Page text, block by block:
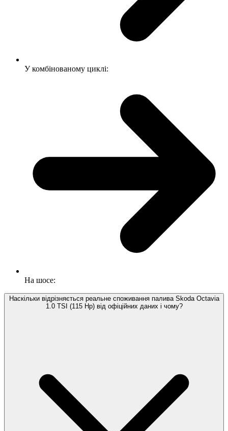
У комбінованому циклі:
На шосе:
Наскільки відрізняється реальне споживання палива Skoda Octavia
1.0 TSI (115 Hp) від офіційних даних і чому?